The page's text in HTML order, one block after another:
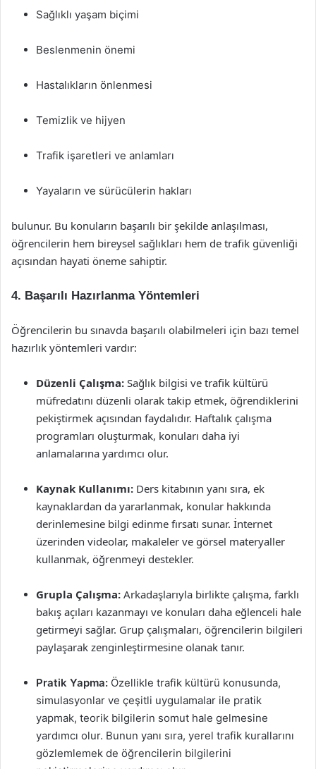
Sağlıklı yaşam biçimi
Beslenmenin önemi
Hastalıkların önlenmesi
Temizlik ve hijyen
Trafik işaretleri ve anlamları
Yayaların ve sürücülerin hakları
bulunur. Bu konuların başarılı bir şekilde anlaşılması,
öğrencilerin hem bireysel sağlıkları hem de trafik güvenliği
açısından hayati öneme sahiptir.
4. Başarılı Hazırlanma Yöntemleri
Öğrencilerin bu sınavda başarılı olabilmeleri için bazı temel
hazırlık yöntemleri vardır:
Düzenli Çalışma: Sağlık bilgisi ve trafik kültürü
müfredatını düzenli olarak takip etmek, öğrendiklerini
pekiştirmek açısından faydalıdır. Haftalık çalışma
programları oluşturmak, konuları daha iyi
anlamalarına yardımcı olur.
Kaynak Kullanımı: Ders kitabının yanı sıra, ek
kaynaklardan da yararlanmak, konular hakkında
derinlemesine bilgi edinme fırsatı sunar. İnternet
üzerinden videolar, makaleler ve görsel materyaller
kullanmak, öğrenmeyi destekler.
Grupla Çalışma: Arkadaşlarıyla birlikte çalışma, farklı
bakış açıları kazanmayı ve konuları daha eğlenceli hale
getirmeyi sağlar. Grup çalışmaları, öğrencilerin bilgileri
paylaşarak zenginleştirmesine olanak tanır.
Pratik Yapma: Özellikle trafik kültürü konusunda,
simulasyonlar ve çeşitli uygulamalar ile pratik
yapmak, teorik bilgilerin somut hale gelmesine
yardımcı olur. Bunun yanı sıra, yerel trafik kurallarını
gözlemlemek de öğrencilerin bilgilerini